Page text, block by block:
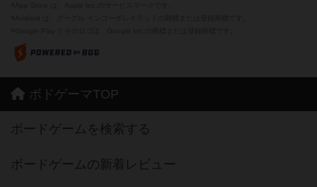
ボドゲーマTOP
ボードゲームを検索する
ボードゲームの新着レビュー